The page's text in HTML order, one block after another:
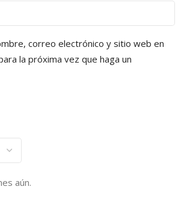
aún.
correo electrónico y sitio web en
la próxima vez que haga un